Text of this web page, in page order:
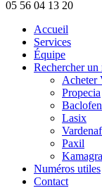
05 56 04 13 20
Accueil
Services
Équipe
Rechercher un
Acheter
Propecia
Baclofen
Lasix
Paxil
Kamagra
Numéros utiles
Contact